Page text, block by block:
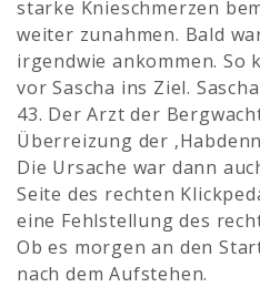
starke Knieschmerzen
weiter zunahmen. Bald
irgendwie ankommen. So
vor Sascha ins Ziel.
43. Der Arzt der
Überreizung der
Die Ursache war dann
Seite des rechten
eine Fehlstellung des
Ob es morgen an den
nach dem Aufstehen.